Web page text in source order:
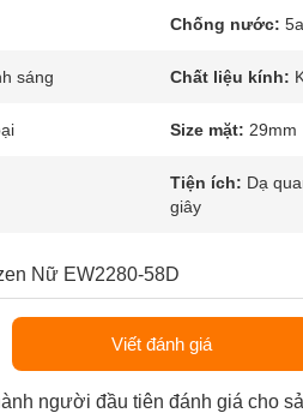
Chống nước:
sáng Chất liệu kính:
Size mặt: 29mm
Tiện ích: Dạ
giây
Nữ EW2280-58D
Viết đánh giá
người đầu tiên đánh giá cho